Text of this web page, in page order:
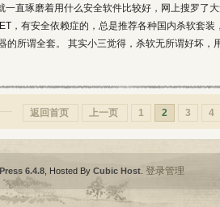
一直琢磨着用什么安全软件比较好，网上搜罗了
，有安全依赖症的，总是推荐各种国内杀软套
的所谓全套。 其实小三觉得，杀软无所谓好坏，
返回首页 上一页 1 2 3 4
6.4.8 , Hosted By Cubic Host 登录管理